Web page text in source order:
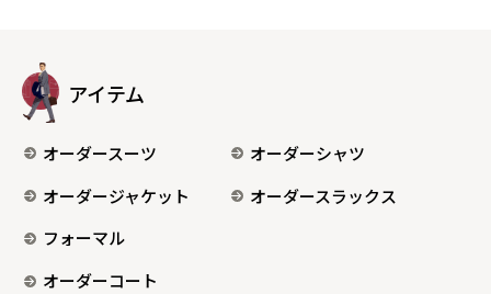
アイテム
オーダースーツ
オーダーシャツ
オーダージャケット
オーダースラックス
フォーマル
オーダーコート